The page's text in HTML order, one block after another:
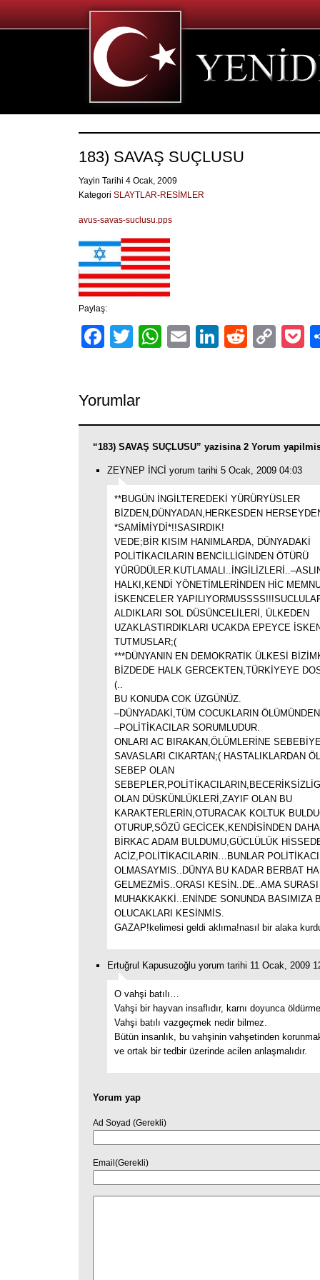
183) SAVAŞ SUÇLUSU
Yayin Tarihi 4 Ocak, 2009
Kategori SLAYTLAR-RESİMLER
avus-savas-suclusu.pps
Paylaş:
Facebook
TwitterWhatsApp
EmailLinkedIn
Reddit
Yorumlar
“183) SAVAŞ SUÇLUSU” yazisina 2 Yorum
ZEYNEP İNCİ yorum tarihi 5 Ocak, 2009 04:03
**BUGÜN İNGİLTEREDEKİ YÜRÜRYÜSLER
BİZDEN,DÜNYADAN,HERKESDEN
*SAMİMİYDİ*!!SASIRDIK!
VEDE;BİR KISIM HANIMLARDA, DÜNYADAKİ
POLİTİKACILARIN BENCİLLİGİNDEN ÖTÜRÜ
HALKI,KENDİ YÖNETİMLERİNDEN HİC
İSKENCELER
ALDIKLARI SOL DÜSÜNCELİLERİ, ÜLKEDEN
UZAKLASTIRDIKLARI UCAKDA EPEYCE
TUTMUSLAR;(
***DÜNYANIN EN DEMOKRATİK ÜLKESİ
BİZDEDE HALK GERCEKTEN,TÜRKİYEYE
(..
BU KONUDA COK ÜZGÜNÜZ.
–DÜNYADAKİ,TÜM COCUKLARIN
–POLİTİKACILAR SORUMLUDUR.
ONLARI AC BIRAKAN,ÖLÜMLERİNE
SAVASLARI CIKARTAN;( HASTALIKLARDAN
SEBEP OLAN
OLAN DÜSKÜNLÜKLERİ,ZAYIF OLAN BU
KARAKTERLERİN,OTURACAK KOLTUK
OTURUP,SÖZÜ GECİCEK,KENDİSİNDEN
BİRKAC ADAM BULDUMU,GÜCLÜLÜK
ACİZ,POLİTİKACILARIN…BUNLAR POLİTİKACI
OLMASAYMIS..DÜNYA BU KADAR BERBAT
GELMEZMİS..ORASI KESİN..DE..AMA SURASI
MUHAKKAKKİ..ENİNDE SONUNDA BASIMIZA
OLUCAKLARI KESİNMİS.
GAZAP!kelimesi geldi aklıma!nasıl bir alaka
Ertuğrul Kapusuzoğlu yorum tarihi 11 Ocak, 2009
O vahşi batılı…
Vahşi bir hayvan insaflıdır, karnı doyunca
Vahşi batılı vazgeçmek nedir bilmez.
Bütün insanlık, bu vahşinin vahşetinden
ve ortak bir tedbir üzerinde acilen anlaşmalıdır.
Yorum yap
Ad Soyad (Gerekli)
Email(Gerekli)